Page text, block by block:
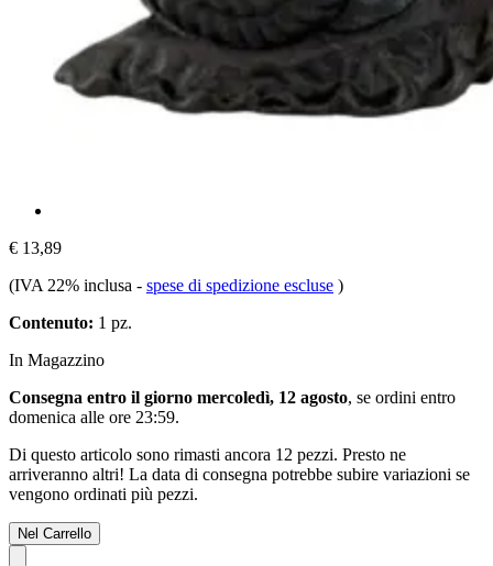
€ 13,89
(IVA 22% inclusa - spese di spedizione escluse )
Contenuto: 1 pz.
In Magazzino
Consegna entro il giorno mercoledì, 12 agosto, se ordini entro
domenica alle ore 23:59.
Di questo articolo sono rimasti ancora 12 pezzi. Presto ne
arriveranno altri! La data di consegna potrebbe subire variazioni se
vengono ordinati più pezzi.
Nel Carrello